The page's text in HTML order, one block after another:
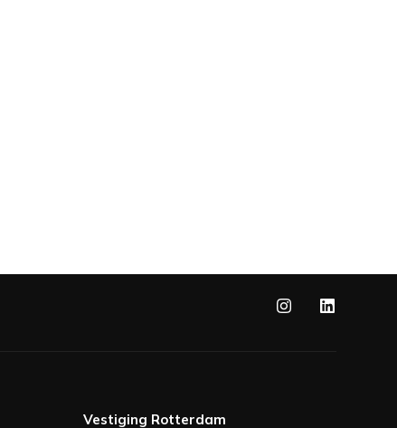
Vestiging Rotterdam